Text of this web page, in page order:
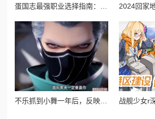
不乐抓到小舞一年后，反映了时间的流逝与人际关系的变化，以及在经历风波后的成长与思考